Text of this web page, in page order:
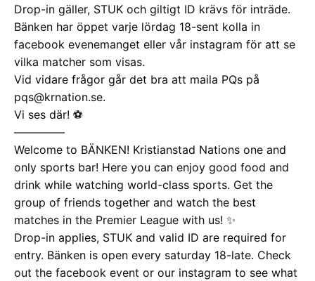
Drop-in gäller, STUK och giltigt ID krävs för inträde.
Bänken har öppet varje lördag 18-sent kolla in
facebook evenemanget eller vår instagram för att se
vilka matcher som visas.
Vid vidare frågor går det bra att maila PQs på
pqs@krnation.se.
Vi ses där! ⚽️
————–
Welcome to BÄNKEN! Kristianstad Nations one and
only sports bar! Here you can enjoy good food and
drink while watching world-class sports. Get the
group of friends together and watch the best
matches in the Premier League with us! ✨
Drop-in applies, STUK and valid ID are required for
entry. Bänken is open every saturday 18-late. Check
out the facebook event or our instagram to see what